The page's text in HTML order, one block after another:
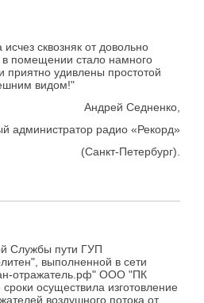
сквозняк от довольно
в помещении стало намного
удивлены простотой
видом!"
Андрей Седненко,
администратор радио «Рекорд»
(Санкт-Петербург).
Службы пути ГУП
выполненной в сети
отражатель.рф" ООО "ПК
осуществила изготовление
воздушного потока от